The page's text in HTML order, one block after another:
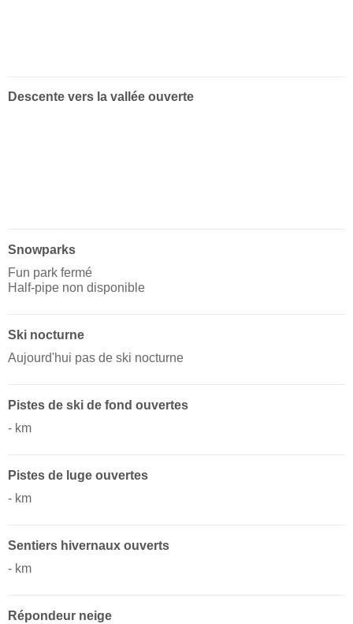
Descente vers la vallée ouverte
Snowparks
Fun park fermé
Half-pipe non disponible
Ski nocturne
Aujourd'hui pas de ski nocturne
Pistes de ski de fond ouvertes
- km
Pistes de luge ouvertes
- km ​
Sentiers hivernaux ouverts
- km ​
Répondeur neige